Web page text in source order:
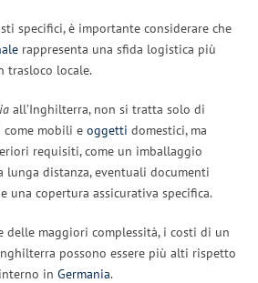
specifici, è importante considerare che
rappresenta una sfida logistica più
trasloco locale.
all’Inghilterra, non si tratta solo di
mobili e oggetti domestici, ma
requisiti, come un imballaggio
distanza, eventuali documenti
una copertura assicurativa specifica.
delle maggiori complessità, i costi di un
possono essere più alti rispetto
in Germania.